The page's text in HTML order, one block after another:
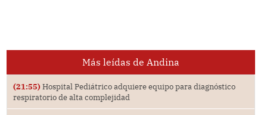
Más leídas de Andina
(21:55) Hospital Pediátrico adquiere equipo para diagnóstico
respiratorio de alta complejidad